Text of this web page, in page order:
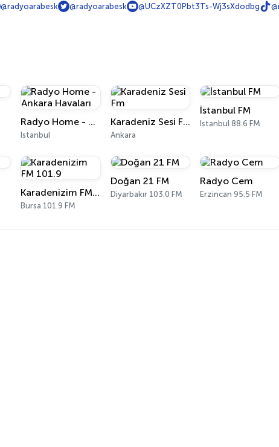
@radyoarabesk @radyoarabesk @UCzXZT0Pbt3Ts-Wj3sXdodbg
Radyo Home - Ankara Havaları
Istanbul
Karadeniz Sesi Fm
Ankara
İstanbul FM
Istanbul 88.6 FM
Karadenizim FM 101.9
Bursa 101.9 FM
Doğan 21 FM
Diyarbakır 103.0 FM
Radyo Cem
Erzincan 95.5 FM